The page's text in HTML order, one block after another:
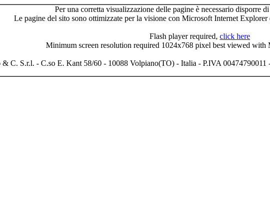
Per una corretta visualizzazione delle pagine è necessario disporre
Le pagine del sito sono ottimizzate per la visione con Microsoft Internet
Flash player required, click here
Minimum screen resolution required 1024x768 pixel best viewed
C. S.r.l. - C.so E. Kant 58/60 - 10088 Volpiano(TO) - Italia - P.IVA